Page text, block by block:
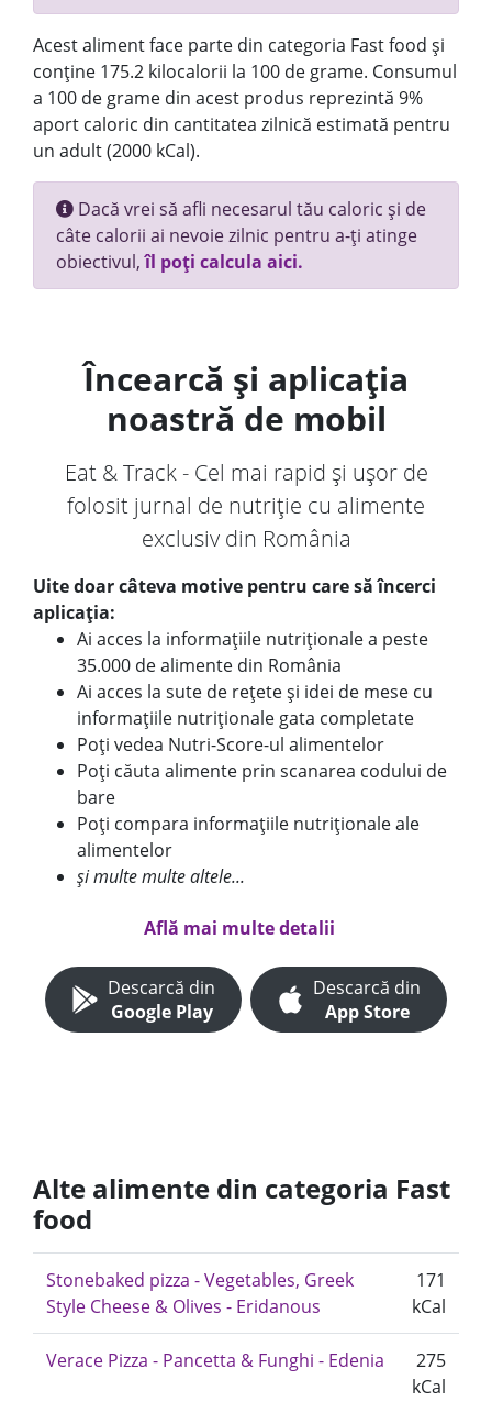
Acest aliment face parte din categoria Fast food și
conține 175.2 kilocalorii la 100 de grame. Consumul
a 100 de grame din acest produs reprezintă 9%
aport caloric din cantitatea zilnică estimată pentru
un adult (2000 kCal).
Dacă vrei să afli necesarul tău caloric și de
câte calorii ai nevoie zilnic pentru a-ți atinge
obiectivul,îl poți calcula aici.
Încearcă și aplicația
noastră de mobil
Eat & Track - Cel mai rapid și ușor de
folosit jurnal de nutriție cu alimente
exclusiv din România
Uite doar câteva motive pentru care să încerci
aplicația:
Ai acces la informațiile nutriționale a peste
35.000 de alimente din România
Ai acces la sute de rețete și idei de mese cu
informațiile nutriționale gata completate
Poți vedea Nutri-Score-ul alimentelor
Poți căuta alimente prin scanarea codului de
bare
Poți compara informațiile nutriționale ale
alimentelor
și multe multe altele...
Află mai multe detalii
Descarcă din
Google Play
Descarcă din
App Store
Alte alimente din categoria Fast
food
Stonebaked pizza - Vegetables, Greek
Style Cheese & Olives - Eridanous
171
kCal
Verace Pizza - Pancetta & Funghi - Edenia
275
kCal